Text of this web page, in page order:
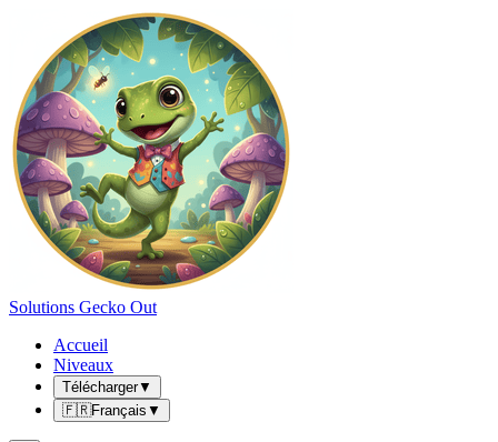
Solutions Gecko Out
Accueil
Niveaux
Télécharger▼
🇫🇷Français ▼